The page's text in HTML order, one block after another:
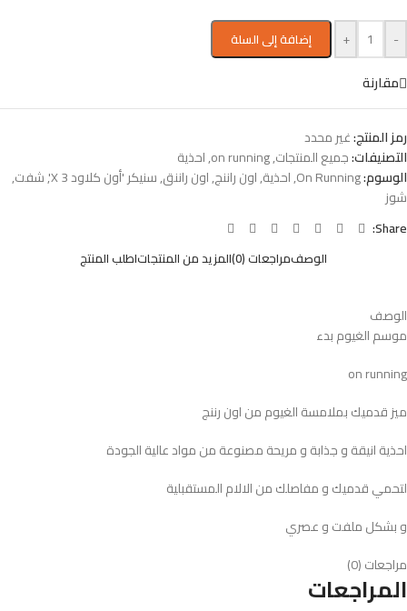
-
+ إضافة إلى السلة
مقارنة
رمز المنتج:غير محدد
التصنيفات:جميع المنتجات,
on running
,احذية
الوسوم:On Running
,احذية,اون راننج,اون راننق,سنيكر 'أون كلاود X 3' ,شفت,
شوز
Share:
الوصفمراجعات (0) المزيد من المنتجاتاطلب المنتج
الوصف
موسم الغيوم بدء
on running
ميز قدميك بملامسة الغيوم من اون رننج
احذية انيقة و جذابة و مريحة مصنوعة من مواد عالية الجودة
لتحمي قدميك و مفاصلك من الالام المستقبلية
و بشكل ملفت و عصري
مراجعات (0)
المراجعات